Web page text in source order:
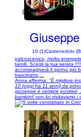
1/18
10 (1)Castenedolo
palcoscenico, molto
tarolli. Scegli la tua serata
accompagnerà il giorno più
trascinanti,...
Anna afferma: "È migliore
10 (oggi ha 11 anni) da
giuseppe è sempre
bambini! con lui visitavamo i